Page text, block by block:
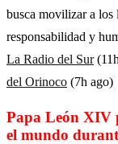
busca movilizar a los
responsabilidad y
La Radio del Sur
del Orinoco (7h ago)
Papa León XIV
el mundo